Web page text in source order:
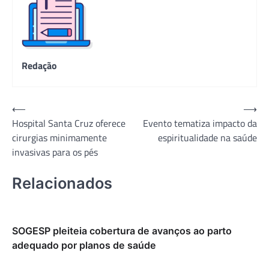
Redação
Navegação
de
Post
⟵
Hospital Santa Cruz oferece
cirurgias minimamente
invasivas para os pés
Evento tematiza impacto da
espiritualidade na saúde
⟶
Relacionados
SOGESP pleiteia cobertura de avanços ao parto
adequado por planos de saúde